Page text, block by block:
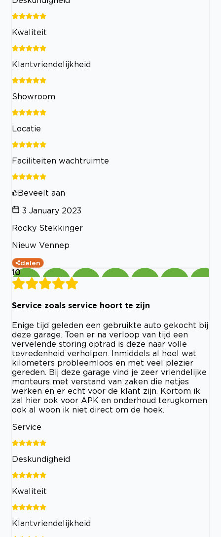
Kwaliteit
Klantvriendelijkheid
Showroom
Locatie
Faciliteiten wachtruimte
Beveelt aan
3 January 2023
Rocky Stekkinger
Nieuw Vennep
delen
10
Service zoals service hoort te zijn
Enige tijd geleden een gebruikte auto gekocht bij
deze garage. Toen er na verloop van tijd een
vervelende storing optrad is deze naar volle
tevredenheid verholpen. Inmiddels al heel wat
kilometers probleemloos en met veel plezier
gereden. Bij deze garage vind je zeer vriendelijke
monteurs met verstand van zaken die netjes
werken en er echt voor de klant zijn. Kortom ik
zal hier ook voor APK en onderhoud terugkomen
ook al woon ik niet direct om de hoek.
Service
Deskundigheid
Kwaliteit
Klantvriendelijkheid